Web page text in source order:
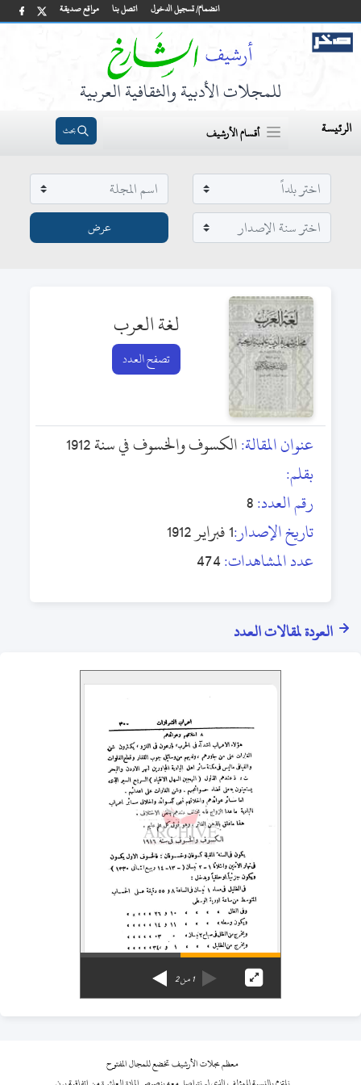
مواقع صديقة اتصل بنا انضمام/ تسجيل الدخول
للمجلات الأدبية والثقافية العربية
الرئيسة أقسام الأرشيف بحث
لغة العرب
تصفح العدد
عنوان المقالة:الكسوف والخسوف في سنة 1912
بقلم:
رقم العدد:8
تاريخ الإصدار:1 فبراير 1912
عدد المشاهدات:474
العودة لمقالات العدد
1من2
معظم مجلات الأرشيف تخضع للمجال المفتوح